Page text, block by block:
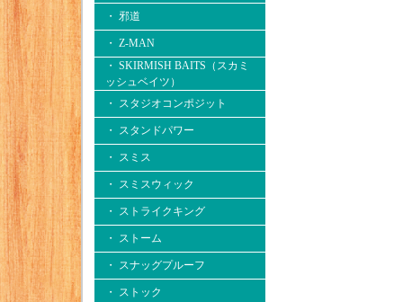
・ 邪道
・ Z-MAN
・ SKIRMISH BAITS（スカミ
ッシュベイツ）
・ スタジオコンポジット
・ スタンドパワー
・ スミス
・ スミスウィック
・ ストライクキング
・ ストーム
・ スナッグプルーフ
・ ストック